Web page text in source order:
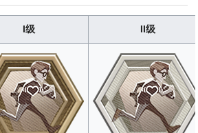
42008400
30<br>数据仅供参考，如有错误
254 1020
量（次）
为3<br>数据仅
误欢迎改正
经WIKI编辑组测试，单
24<br>数据仅供参考，如有错误
168 280 254 763 1526
刺与监管者拉开
辑组测试，单局上
考，如有错误欢
卡半救援：狂欢之椅淘汰进度接
完成救援次数（次）经WIKI编辑
单局上限为3<br>数据仅供参考
误欢迎改正
I级 II级